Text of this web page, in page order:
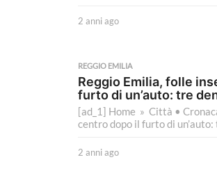
2 anni ago
n
a
g
o
REGGIO EMILIA
Reggio Emilia, folle
furto di un’auto: tre
[ad_1] Home » Città •
centro dopo il furto di
2 anni ago